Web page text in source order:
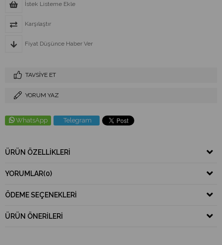
İstek Listeme Ekle
Karşılaştır
Fiyat Düşünce Haber Ver
TAVSIYE ET
YORUM YAZ
WhatsApp Telegram
ÜRÜN ÖZELLIKLERI
YORUMLAR(0)
ÖDEME SEÇENEKLERI
ÜRÜN ÖNERILERI